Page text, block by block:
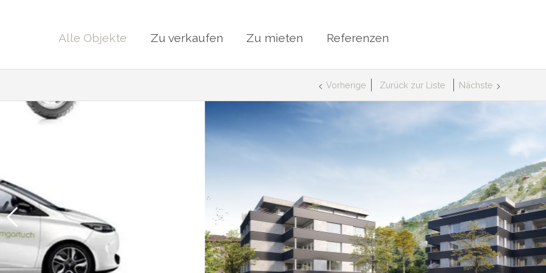
Alle Objekte Zu verkaufen Zu mieten Referenzen
Vorherige Zurück zur Liste Nächste